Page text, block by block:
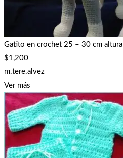
Gatito en crochet 25 – 30 cm altura
$1,200
m.tere.alvez
Ver más